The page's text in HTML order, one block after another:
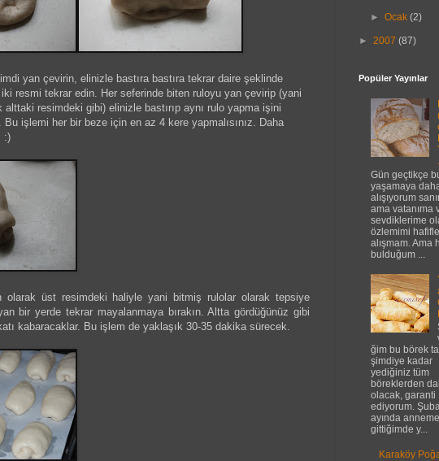
yan çevirin, elinizle bastıra bastıra tekrar daire şeklinde
resmi tekrar edin. Her seferinde biten ruloyu yan çevirip (yani
alttaki resimdeki gibi) elinizle bastırıp aynı rulo yapma işini
Bu işlemi her bir beze için en az 4 kere yapmalısınız. Daha
:)
olarak üst resimdeki haliyle yani bitmiş rulolar olarak tepsiye
bir yerde tekrar mayalanmaya bırakın. Altta gördüğünüz gibi
kabaracaklar. Bu işlem de yaklaşık 30-35 dakika sürecek.
►Ocak(2)
► 2007 (87)
Popüler Yayınlar
Gün geçtikçe
yaşamaya
alışıyorum
ama vatanıma
sevdiklerime
özlemimi
alışmam. Ama
bulduğum ...
ğim bu börek
şimdiye kadar
yediğiniz tüm
böreklerden
olacak, garanti
ediyorum.
ayında anneme
gittiğimde y...
Karaköy